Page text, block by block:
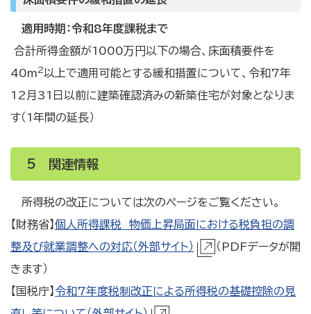
適用時期：令和8年度課税まで
合計所得金額が1000万円以下の場合、床面積要件を
40m2以上で適用可能とする緩和措置について、令和7年
12月31日以前に建築確認済みの新築住宅が対象となりま
す（1年間の延長）
5 関連情報
所得税の改正については次のページをご覧ください。
【財務省】 個人所得課税 物価上昇局面における税負担の調
整及び就業調整への対応（外部サイト）
（PDFデータが開
きます）
【国税庁】 令和7年度税制改正による所得税の基礎控除の見